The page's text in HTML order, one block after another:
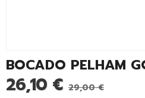
BOCADO PELHAM
26,10 € 29,00 €